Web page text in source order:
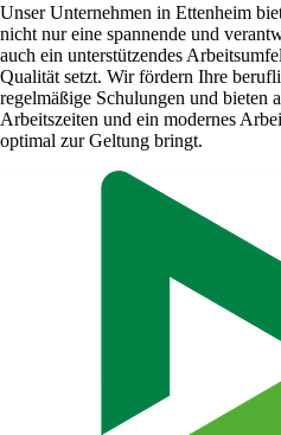
Unser Unternehmen in Ettenheim
nicht nur eine spannende und
auch ein unterstützendes
Qualität setzt. Wir fördern Ihre
regelmäßige Schulungen und bieten
Arbeitszeiten und ein modernes
optimal zur Geltung bringt.